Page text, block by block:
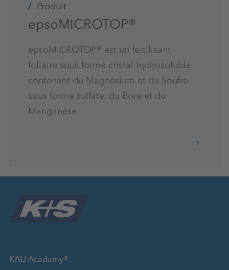
Produit
epsoMICROTOP®
epsoMICROTOP® est un fertilisant
foliaire sous forme cristal hydrosoluble
contenant du Magnésium et du Soufre
sous forme sulfate, du Bore et du
Manganèse
KALI Academy®